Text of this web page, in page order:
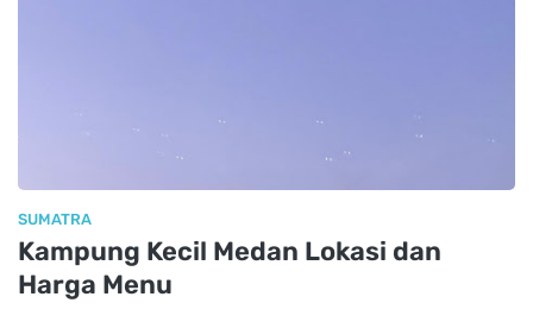
SUMATRA
Kampung Kecil Medan Lokasi dan
Harga Menu